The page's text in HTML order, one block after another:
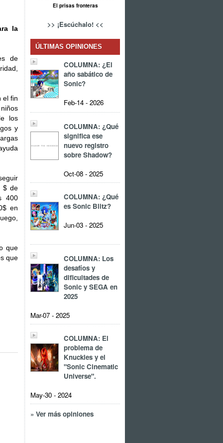
la
de
el fin
los
y
$ de
400
en
que
que
El prisas fronteras
>> ¡Escúchalo! <<
ÚLTIMAS OPINIONES
COLUMNA: ¿El
año sabático de
Sonic?
Feb-14 - 2026
COLUMNA: ¿Qué
significa ese
nuevo registro
sobre Shadow?
Oct-08 - 2025
COLUMNA: ¿Qué
es Sonic Blitz?
Jun-03 - 2025
COLUMNA: Los
desafíos y
dificultades de
Sonic y SEGA en
2025
Mar-07 - 2025
COLUMNA: El
problema de
Knuckles y el
"Sonic Cinematic
Universe".
May-30 - 2024
» Ver más opiniones